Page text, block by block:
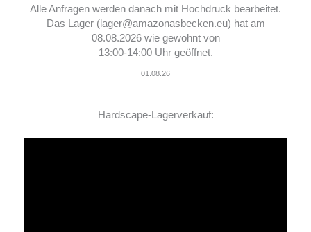
Alle Anfragen werden danach mit Hochdruck bearbeitet.
Das Lager (lager@amazonasbecken.eu) hat am
08.08.2026 wie gewohnt von
13:00-14:00 Uhr geöffnet.
01.08.26
Hardscape-Lagerverkauf: